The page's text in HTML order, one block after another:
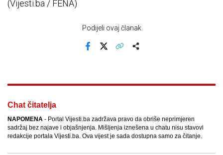
(Vijesti.ba / FENA)
Podijeli ovaj članak
Chat čitatelja
NAPOMENA - Portal Vijesti.ba zadržava pravo da obriše neprimjeren
sadržaj bez najave i objašnjenja. Mišljenja iznešena u chatu nisu stavovi
redakcije portala Vijesti.ba. Ova vijest je sada dostupna samo za čitanje.